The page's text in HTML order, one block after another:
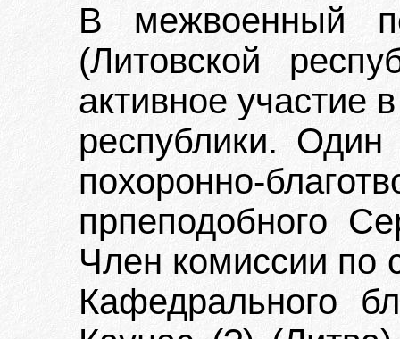
В межвоенный
(Литовской
активное участие
республики. Один
похоронно-
прпеподобного
Член комиссии по
Кафедрального